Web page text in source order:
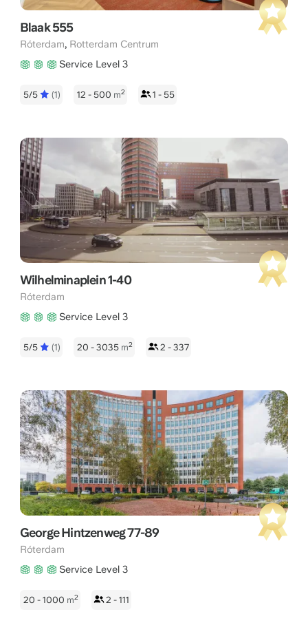
Blaak 555
Róterdam, Rotterdam Centrum
Service Level 3
5/5 (1) 12 - 500 m2 1 - 55
Wilhelminaplein 1-40
Róterdam
Service Level 3
5/5 (1) 20 - 3035 m2 2 - 337
George Hintzenweg 77-89
Róterdam
Service Level 3
20 - 1000 m2 2 - 111